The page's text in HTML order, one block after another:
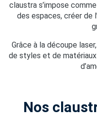
claustra s’impose
des espaces, créer de
Grâce à la découpe
de styles et de
Nos